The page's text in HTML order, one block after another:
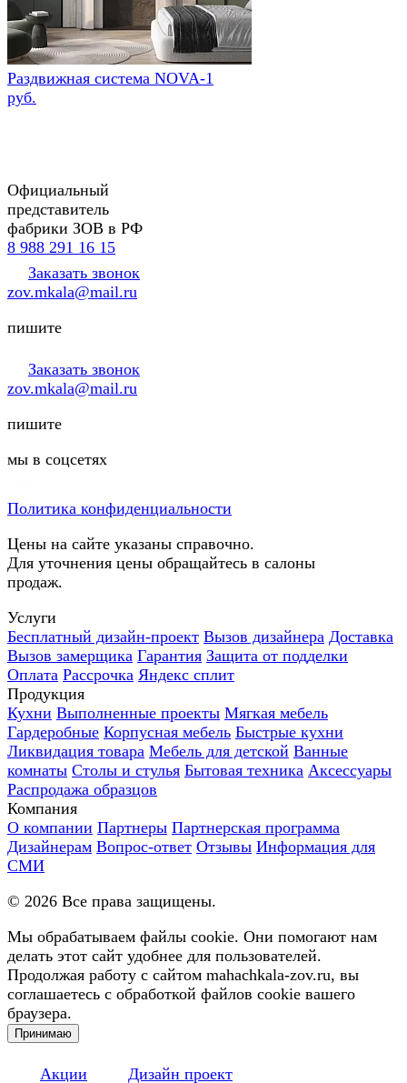
Раздвижная система NOVA-1
руб.
Официальный
представитель
фабрики ЗОВ в РФ
8 988 291 16 15
Заказать звонок
zov.mkala@mail.ru
пишите
Заказать звонок
zov.mkala@mail.ru
пишите
мы в соцсетях
Политика конфиденциальности
Цены на сайте указаны справочно.
Для уточнения цены обращайтесь в салоны
продаж.
Услуги
Бесплатный дизайн-проект Вызов дизайнера Доставка
Вызов замерщика Гарантия Защита от подделки
Оплата Рассрочка Яндекс сплит
Продукция
Кухни Выполненные проекты Мягкая мебель
Гардеробные Корпусная мебель Быстрые кухни
Ликвидация товара Мебель для детской Ванные
комнаты Столы и стулья Бытовая техника Аксессуары
Распродажа образцов
Компания
О компании Партнеры Партнерская программа
Дизайнерам Вопрос-ответ Отзывы Информация для
СМИ
© 2026 Все права защищены.
Мы обрабатываем файлы cookie. Они помогают нам
делать этот сайт удобнее для пользователей.
Продолжая работу с сайтом mahachkala-zov.ru, вы
соглашаетесь с обработкой файлов cookie вашего
браузера.
Принимаю
Акции Дизайн проект